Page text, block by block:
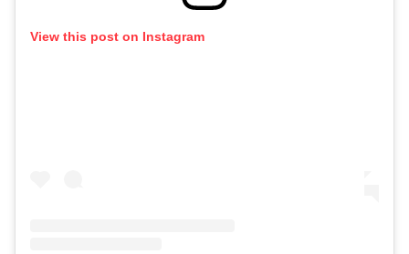
View this post on Instagram